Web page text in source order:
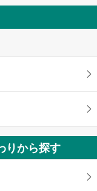
りから探す